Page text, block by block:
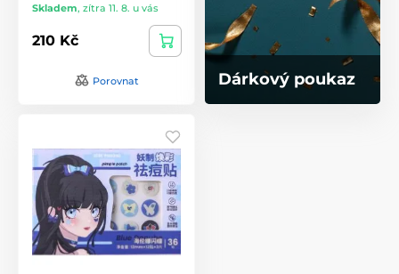
Skladem, zítra 11. 8. u vás
210 Kč
Porovnat Dárkový poukaz